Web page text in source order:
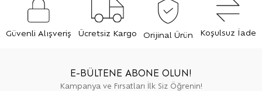
Güvenli Alışveriş Ücretsiz Kargo Orijinal Ürün Koşulsuz İade
E-BÜLTENE ABONE OLUN!
Kampanya ve Fırsatları İlk Siz Öğrenin!